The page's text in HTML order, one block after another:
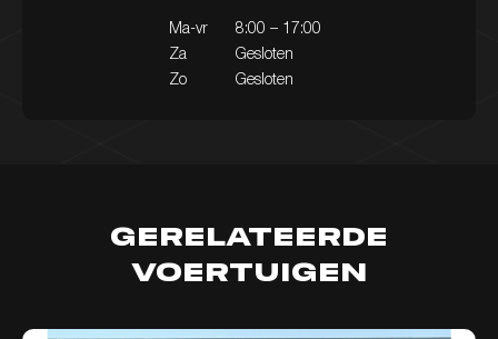
gegevens. We staan klaar om u te helpen!
Contact
Ma-vr
8:00 – 17:00
Za
Gesloten
Zo
Gesloten
Gerelateerde
voertuigen